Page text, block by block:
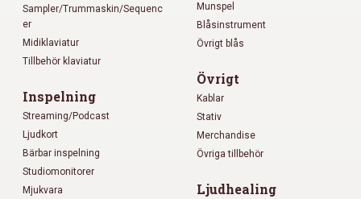
Sampler/Trummaskin/Sequenc
er
Midiklaviatur
Tillbehör klaviatur
Inspelning
Streaming/Podcast
Ljudkort
Bärbar inspelning
Studiomonitorer
Mjukvara
Munspel
Blåsinstrument
Övrigt blås
Övrigt
Kablar
Stativ
Merchandise
Övriga tillbehör
Ljudhealing